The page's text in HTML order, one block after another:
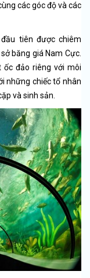
các góc độ và các
tiên được chiêm
băng giá Nam Cực.
ốc đảo riêng với môi
những chiếc tổ nhân
và sinh sản.